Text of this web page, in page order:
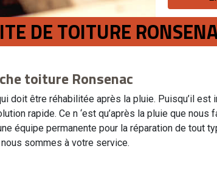
DE TOITURE
toiture Ronsenac
doit être réhabilitée après la pluie. Puisqu’il
rapide. Ce n ‘est qu’après la pluie que nous
équipe permanente pour la réparation de tout
sommes à votre service.